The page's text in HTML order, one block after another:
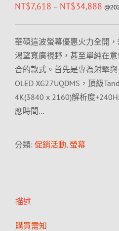
NT$7,618 – NT$34,888
華碩這波螢幕優惠火力全開
渴望寬廣視野，甚至單純在
合的款式。首先是專為射擊與
OLED XG27UQDMS，頂級
4K(3840 x 2160)解析度
應時間…
分類: 促銷活動, 螢幕
描述
購買需知